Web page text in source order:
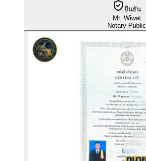
ยืนยัน
Mr. Wiwat
Notary Public